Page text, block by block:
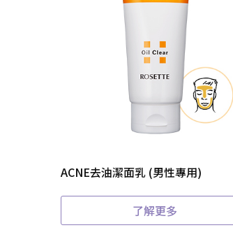
ACNE去油潔面乳 (男性專用)
了解更多